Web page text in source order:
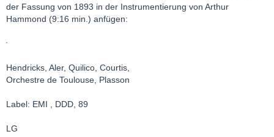
der Fassung von 1893 in der Instrumentierung von Arthur
Hammond (9:16 min.) anfügen:
Hendricks, Aler, Quilico, Courtis,
Orchestre de Toulouse, Plasson
Label: EMI , DDD, 89
LG